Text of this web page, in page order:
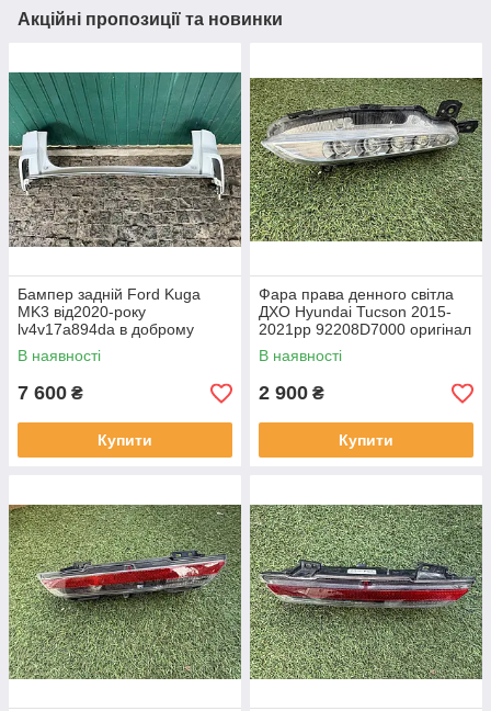
Акційні пропозиції та новинки
Бампер задній Ford Kuga
MK3 від2020-року
lv4v17a894da в доброму
стані , можно не фарбувати
В наявності
7 600 ₴
Купити
Фара права денного світла
ДХО Hyundai Tucson 2015-
2021рр 92208D7000 оригінал
бв відсутнє одне кріплення,
повністю робоча
В наявності
2 900 ₴
Купити